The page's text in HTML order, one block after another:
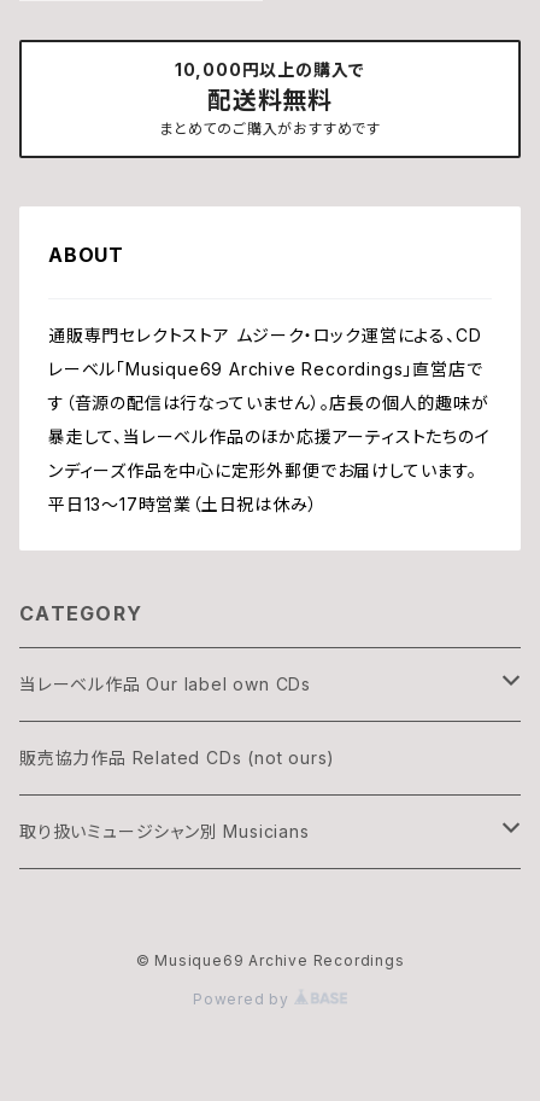
10,000円以上の購入で
配送料無料
まとめてのご購入がおすすめです
ABOUT
通販専門セレクトストア ムジーク・ロック運営による、CD
レーベル「Musique69 Archive Recordings」直営店で
す（音源の配信は行なっていません）。店長の個人的趣味が
暴走して、当レーベル作品のほか応援アーティストたちのイ
ンディーズ作品を中心に定形外郵便でお届けしています。
平日13〜17時営業（土日祝は休み）
CATEGORY
当レーベル作品 Our label own CDs
DOGON
THREE & ONLY
販売協力作品 Related CDs (not ours)
取り扱いミュージシャン別 Musicians
© Musique69 Archive Recordings
Powered by